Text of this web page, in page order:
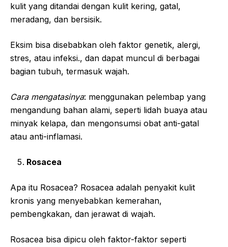
kulit yang ditandai dengan kulit kering, gatal,
meradang, dan bersisik.
Eksim bisa disebabkan oleh faktor genetik, alergi,
stres, atau infeksi., dan dapat muncul di berbagai
bagian tubuh, termasuk wajah.
Cara mengatasinya: menggunakan pelembap yang
mengandung bahan alami, seperti lidah buaya atau
minyak kelapa, dan mengonsumsi obat anti-gatal
atau anti-inflamasi.
Rosacea
Apa itu Rosacea? Rosacea adalah penyakit kulit
kronis yang menyebabkan kemerahan,
pembengkakan, dan jerawat di wajah.
Rosacea bisa dipicu oleh faktor-faktor seperti